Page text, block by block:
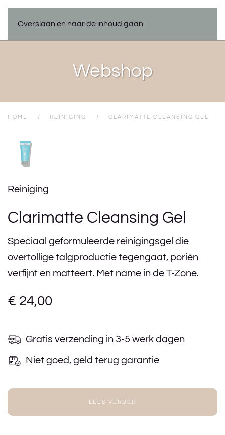
Overslaan en naar de inhoud gaan
Webshop
HOME REINIGING CLARIMATTE CLEANSING GEL
Reiniging
Clarimatte Cleansing Gel
Speciaal geformuleerde reinigingsgel die
overtollige talgproductie tegengaat, poriën
verfijnt en matteert. Met name in de T-Zone.
€ 24,00
Gratis verzending in 3-5 werk dagen
Niet goed, geld terug garantie
LEES VERDER